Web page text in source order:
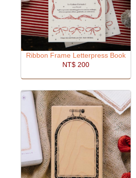
Ribbon Frame Letterpress Book
NT$ 200